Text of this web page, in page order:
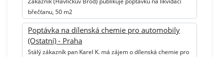
břečťanu, 50 m2
Poptávka na dílenská chemie pro automobily
(Ostatní) - Praha
Stálý zákazník pan Karel K. má zájem o dílenská chemie pro